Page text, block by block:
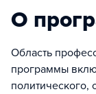
О
Область
программы
политического,